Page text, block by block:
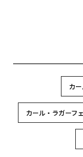
カ
カール・ラガーフ